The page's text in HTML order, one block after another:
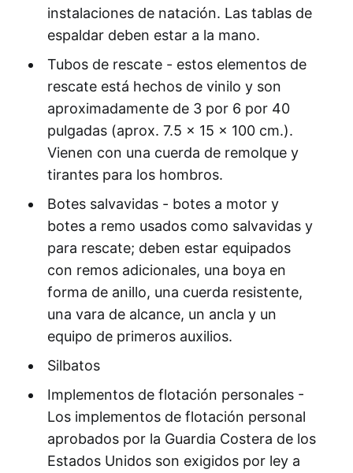
instalaciones de natación. Las tablas de
espaldar deben estar a la mano.
Tubos de rescate - estos elementos de
rescate está hechos de vinilo y son
aproximadamente de 3 por 6 por 40
pulgadas (aprox. 7.5 x 15 x 100 cm.).
Vienen con una cuerda de remolque y
tirantes para los hombros.
Botes salvavidas - botes a motor y
botes a remo usados como salvavidas y
para rescate; deben estar equipados
con remos adicionales, una boya en
forma de anillo, una cuerda resistente,
una vara de alcance, un ancla y un
equipo de primeros auxilios.
Silbatos
Implementos de flotación personales -
Los implementos de flotación personal
aprobados por la Guardia Costera de los
Estados Unidos son exigidos por ley a